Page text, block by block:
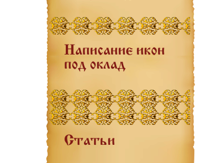
Написание икон
под оклад
Статьи